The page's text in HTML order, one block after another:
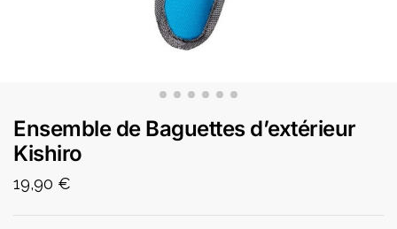
Ensemble de Baguettes d’extérieur
Kishiro
19,90 €